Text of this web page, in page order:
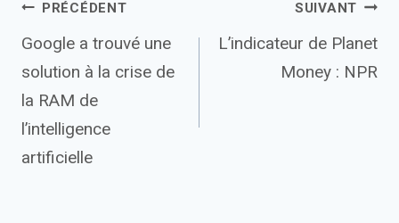
Navigation
de
l’article
PRÉCÉDENT
Google a trouvé une
solution à la crise de
la RAM de
l’intelligence
artificielle
SUIVANT
L’indicateur de Planet
Money : NPR